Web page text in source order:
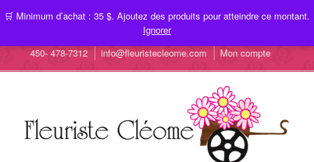
450- 478-7312 info@fleuristecleome.com Mon compte
🛒 Minimum d’achat : 35 $. Ajoutez des produits pour atteindre ce montant.
Ignorer